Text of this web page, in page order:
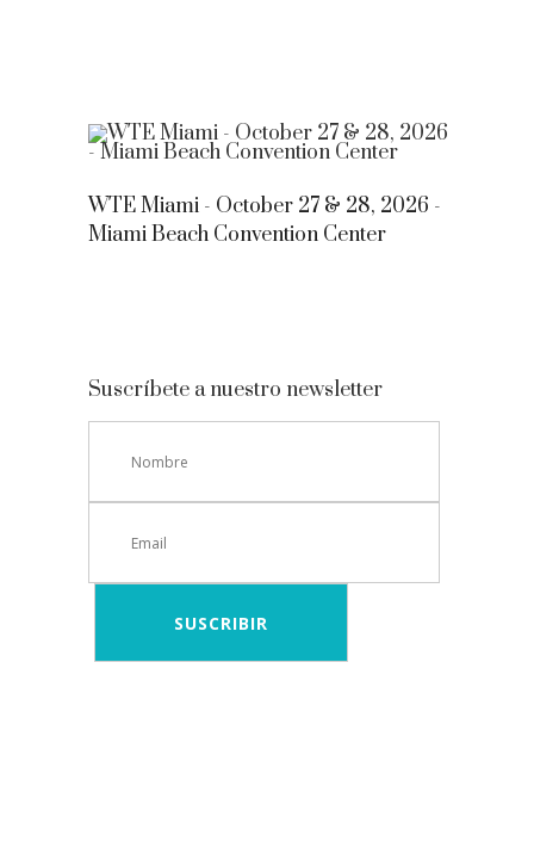
WTE Miami - October 27 & 28, 2026 -
Miami Beach Convention Center
Suscríbete a nuestro newsletter